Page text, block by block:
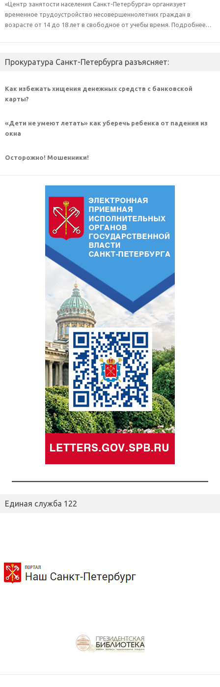
«Центр занятости населения Санкт-Петербурга» организует
временное трудоустройство несовершеннолетних граждан в
возрасте от 14 до 18 лет в свободное от учебы время. Подробнее…
Прокуратура Санкт-Петербурга разъясняет:
Как избежать хищения денежных средств с банковской
карты?
«Дети не умеют летать» как уберечь ребенка от падения из
окна
Осторожно! Мошенники!
Единая служба 122